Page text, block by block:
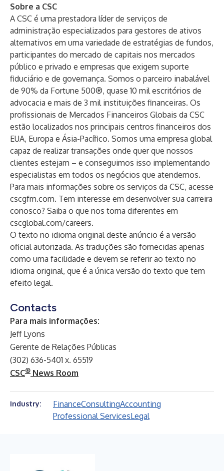
Sobre a CSC
A CSC é uma prestadora líder de serviços de
administração especializados para gestores de ativos
alternativos em uma variedade de estratégias de fundos,
participantes do mercado de capitais nos mercados
público e privado e empresas que exigem suporte
fiduciário e de governança. Somos o parceiro inabalável
de 90% da Fortune 500®, quase 10 mil escritórios de
advocacia e mais de 3 mil instituições financeiras. Os
profissionais de Mercados Financeiros Globais da CSC
estão localizados nos principais centros financeiros dos
EUA, Europa e Ásia-Pacífico. Somos uma empresa global
capaz de realizar transações onde quer que nossos
clientes estejam – e conseguimos isso implementando
especialistas em todos os negócios que atendemos.
Para mais informações sobre os serviços da CSC, acesse
cscgfm.com. Tem interesse em desenvolver sua carreira
conosco? Saiba o que nos torna diferentes em
cscglobal.com/careers.
O texto no idioma original deste anúncio é a versão
oficial autorizada. As traduções são fornecidas apenas
como uma facilidade e devem se referir ao texto no
idioma original, que é a única versão do texto que tem
efeito legal.
Contacts
Para mais informações:
Jeff Lyons
Gerente de Relações Públicas
(302) 636-5401 x. 65519
CSC® News Room
Industry: FinanceConsultingAccounting
Professional ServicesLegal